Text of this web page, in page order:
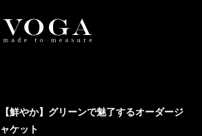
【鮮やか】グリーンで魅了するオーダージ
ャケット